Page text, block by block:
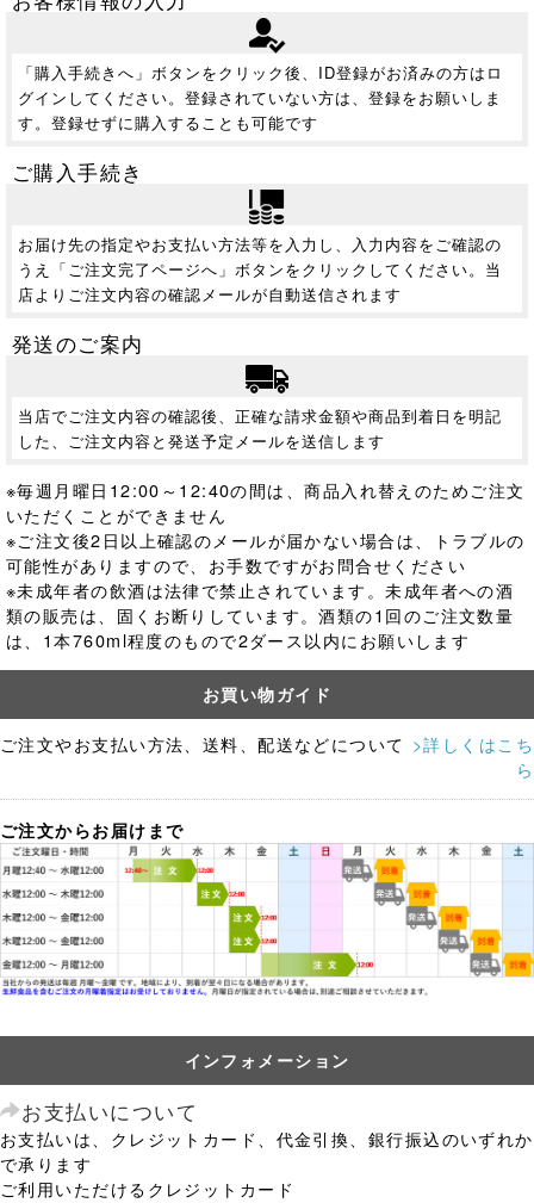
「購入手続きへ」ボタンをクリック後、ID登録がお済みの方はロ
グインしてください。登録されていない方は、登録をお願いしま
す。登録せずに購入することも可能です
ご購入手続き
お届け先の指定やお支払い方法等を入力し、入力内容をご確認の
うえ「ご注文完了ページへ」ボタンをクリックしてください。当
店よりご注文内容の確認メールが自動送信されます
発送のご案内
当店でご注文内容の確認後、正確な請求金額や商品到着日を明記
した、ご注文内容と発送予定メールを送信します
※毎週月曜日12:00～12:40の間は、商品入れ替えのためご注文
いただくことができません
※ご注文後2日以上確認のメールが届かない場合は、トラブルの
可能性がありますので、お手数ですがお問合せください
※未成年者の飲酒は法律で禁止されています。未成年者への酒
類の販売は、固くお断りしています。酒類の1回のご注文数量
は、1本760ml程度のもので2ダース以内にお願いします
お買い物ガイド
ご注文やお支払い方法、送料、配送などについて >詳しくはこち
ら
ご注文からお届けまで
インフォメーション
お支払いについて
お支払いは、クレジットカード、代金引換、銀行振込のいずれか
で承ります
ご利用いただけるクレジットカード